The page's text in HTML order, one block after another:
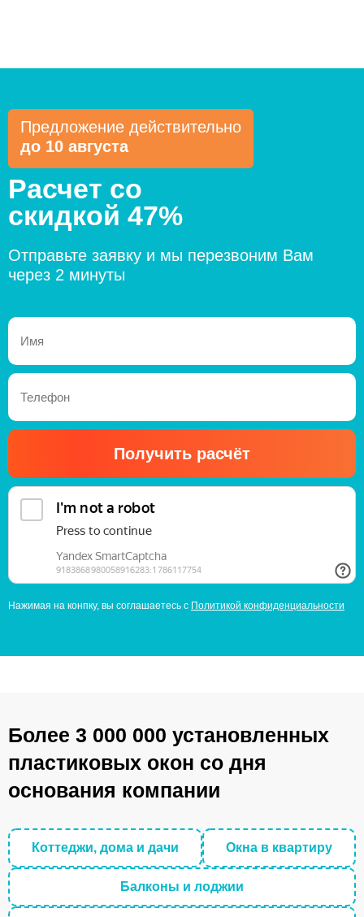
Предложение действительно
до 10 августа
Расчет со
скидкой 47%
Отправьте заявку и мы перезвоним Вам
через 2 минуты
Получить расчёт
Нажимая на конпку, вы соглашаетесь с Политикой конфиденциальности
Более 3 000 000 установленных
пластиковых окон со дня
основания компании
Коттеджи, дома и дачи Окна в квартиру
Балконы и лоджии